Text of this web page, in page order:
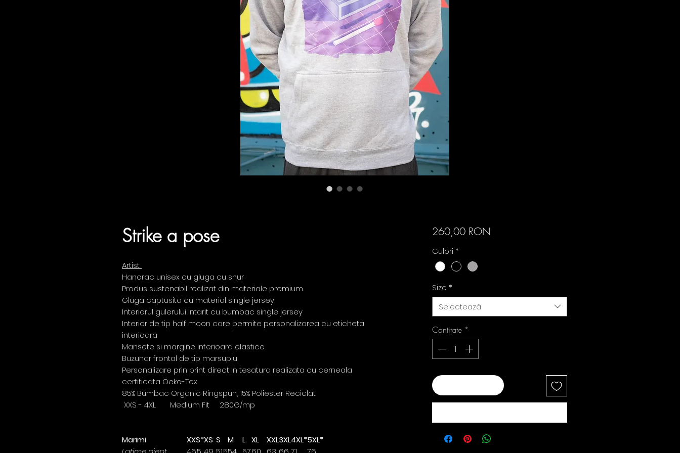
Strike a pose
Artist
Hanorac unisex cu gluga cu snur
Produs sustenabil realizat din materiale premium
Gluga captusita cu material single jersey
Interiorul gulerului intarit cu bumbac single jersey
Interior de tip half moon care permite personalizarea cu eticheta
interioara
Mansete si margine inferioara elastice
Buzunar frontal de tip marsupiu
Personalizare prin print direct in tesatura realizata cu cerneala
certificata Oeko-Tex
85% Bumbac Organic Ringspun, 15% Poliester Reciclat
XXS - 4XL Medium Fit 280G/mp
Marimi XXS*XS S M L XL XXL3XL4XL*5XL*
260,00 RON
Culori *
Size *
Selectează
Cantitate *